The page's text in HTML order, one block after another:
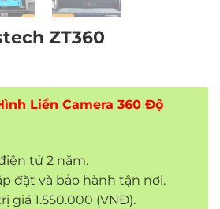
ZT360
Liền Camera 360 Độ
tử 2 năm.
đặt và bảo hành tận nơi.
giá 1.550.000 (VNĐ).